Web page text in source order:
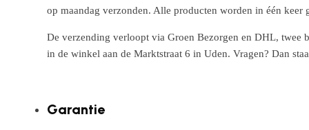
op maandag verzonden. Alle producten worden in één
De verzending verloopt via Groen Bezorgen en DHL, twee
in de winkel aan de Marktstraat 6 in Uden. Vragen? Dan
Garantie